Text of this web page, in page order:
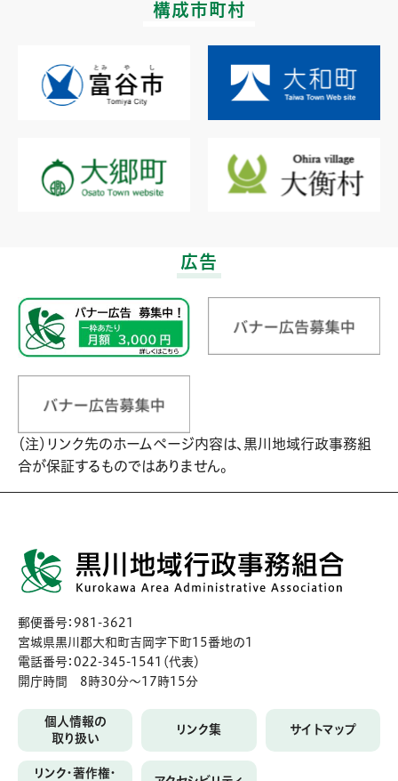
構成市町村
広告
（注）リンク先のホームページ内容は、黒川地域行政事務組
合が保証するものではありません。
郵便番号：981-3621
宮城県黒川郡大和町吉岡字下町15番地の1
電話番号：022-345-1541（代表）
開庁時間 8時30分〜17時15分
個人情報の
取り扱い
リンク集 サイトマップ
リンク・著作権・